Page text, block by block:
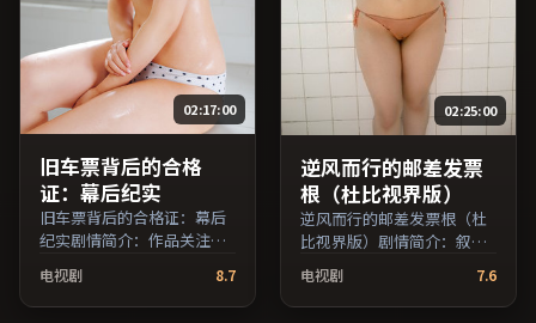
02:17:00
旧车票背后的合格
证：幕后纪实
旧车票背后的合格证：幕后
纪实剧情简介：作品关注边
缘群体的日常抉择，影像质
感兼顾院线观感与流媒体清
晰度；由斯皮尔伯格执导，
电视剧 8.7
02:25:00
逆风而行的邮差发票
根（杜比视界版）
逆风而行的邮差发票根（杜
比视界版）剧情简介：叙事
在多重视角间切换，场面调
度注重留白与观众想象空
间；由李安执导，张译、河
电视剧 7.6